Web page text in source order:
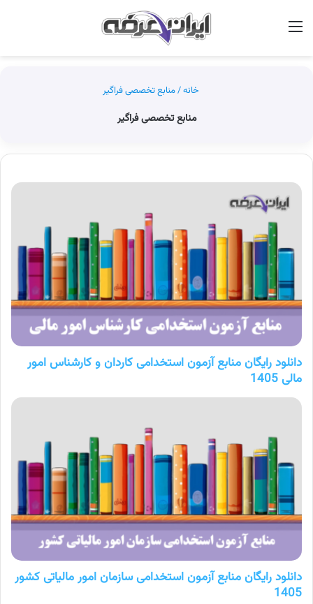
خانه/منابع تخصصی فراگیر
منابع تخصصی فراگیر
دانلود رایگان منابع آزمون استخدامی کاردان و کارشناس امور
مالی 1405
دانلود رایگان منابع آزمون استخدامی سازمان امور مالیاتی کشور
1405